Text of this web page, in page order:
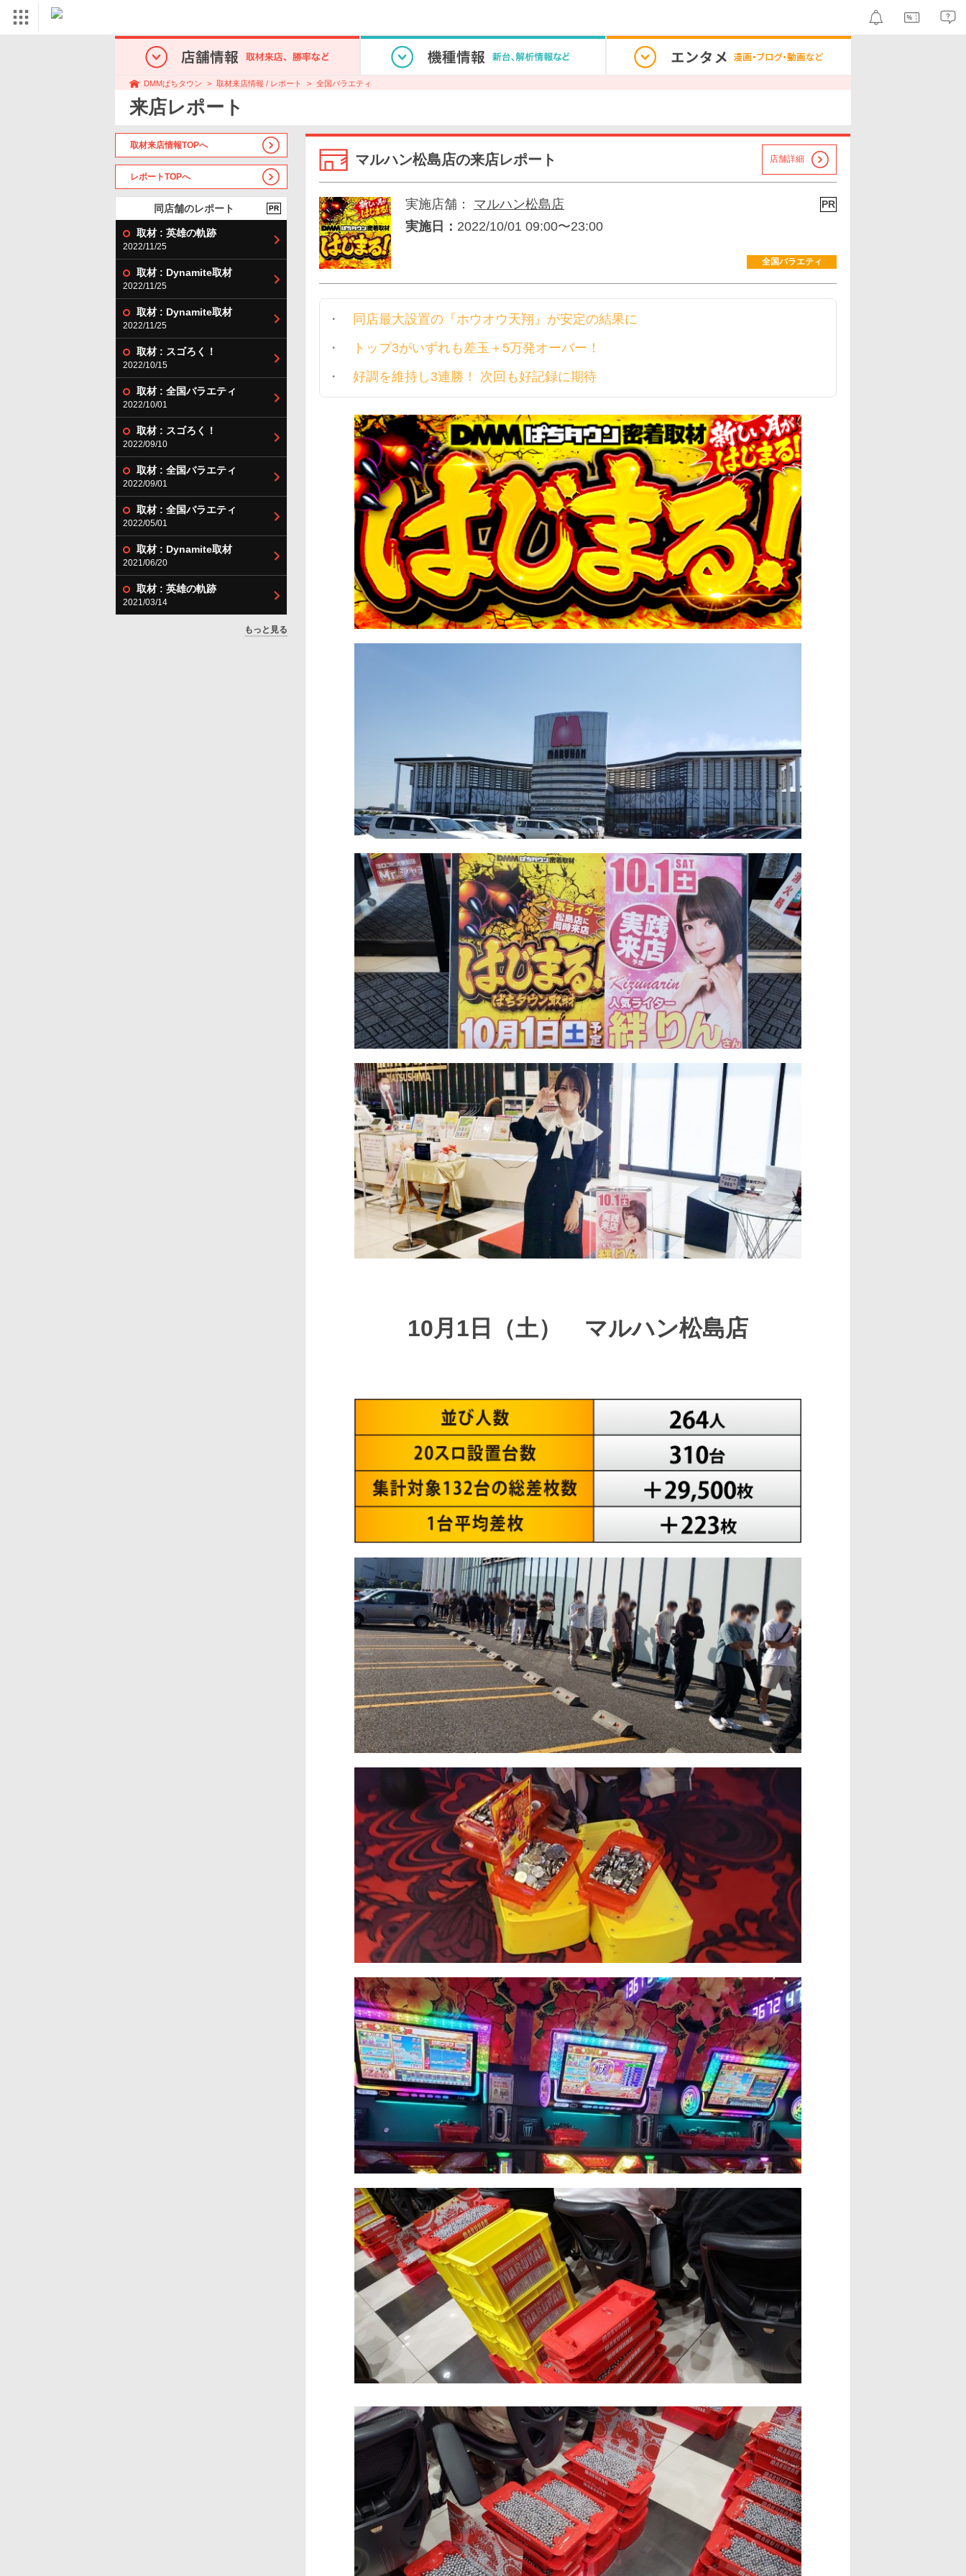
DMMぱちタウン 取材来店情報 / レポート 全国バラエティ
来店レポート
取材来店情報TOPへ
レポートTOPへ
同店舗のレポート PR
取材 : 英雄の軌跡
2022/11/25
取材 : Dynamite取材
2022/11/25
取材 : Dynamite取材
2022/11/25
取材 : スゴろく！
2022/10/15
取材 : 全国バラエティ
2022/10/01
取材 : スゴろく！
2022/09/10
取材 : 全国バラエティ
2022/09/01
取材 : 全国バラエティ
2022/05/01
取材 : Dynamite取材
2021/06/20
取材 : 英雄の軌跡
2021/03/14
もっと見る
マルハン松島店の来店レポート 店舗詳細
実施店舗： マルハン松島店 PR
実施日： 2022/10/01 09:00〜23:00
全国バラエティ
同店最大設置の『ホウオウ天翔』が安定の結果に
トップ3がいずれも差玉＋5万発オーバー！
好調を維持し3連勝！ 次回も好記録に期待
10月1日（土） マルハン松島店